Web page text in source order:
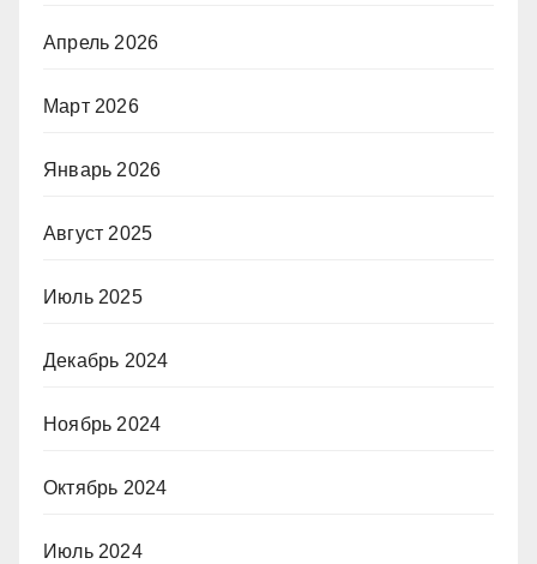
Апрель 2026
Март 2026
Январь 2026
Август 2025
Июль 2025
Декабрь 2024
Ноябрь 2024
Октябрь 2024
Июль 2024